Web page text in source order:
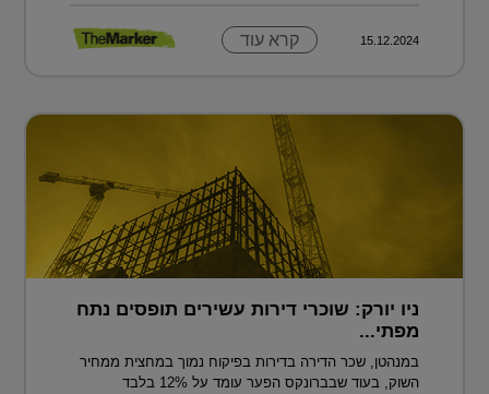
15.12.2024 קרא עוד
ניו יורק: שוכרי דירות עשירים תופסים נתח
מפתי...
במנהטן, שכר הדירה בדירות בפיקוח נמוך במחצית ממחיר
השוק, בעוד שבברונקס הפער עומד על 12% בלבד